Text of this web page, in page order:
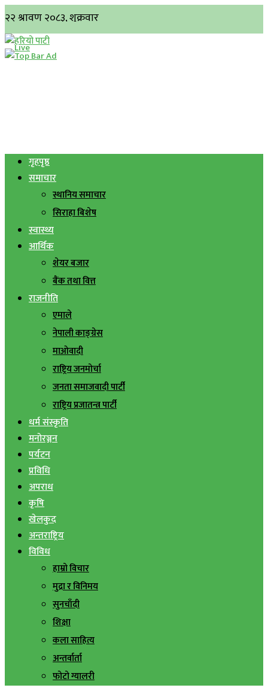
गृहपृष्ठ
समाचार
स्थानिय समाचार
सिराहा बिशेष
स्वास्थ्य
आर्थिक
शेयर बजार
बैंक तथा वित्त
राजनीति
एमाले
नेपाली काङ्ग्रेस
माओवादी
राष्ट्रिय जनमोर्चा
जनता समाजवादी पार्टी
राष्ट्रिय प्रजातन्त्र पार्टी
धर्म संस्कृति
मनोरञ्जन
पर्यटन
प्रविधि
अपराध
कृषि
खेलकुद
अन्तराष्ट्रिय
विविध
हाम्रो विचार
मुद्रा र विनिमय
सुनचाँदी
शिक्षा
कला साहित्य
अन्तर्वार्ता
फोटो ग्यालरी